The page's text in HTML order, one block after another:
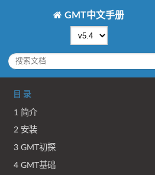
GMT中文手册
目 录
1 简介
2 安装
3 GMT初探
4 GMT基础